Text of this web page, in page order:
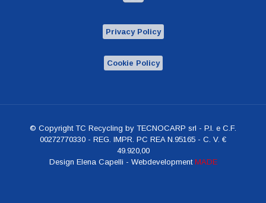
Privacy Policy
Cookie Policy
© Copyright TC Recycling by TECNOCARP srl - P.I. e C.F.
00272770330 - REG. IMPR. PC REA N.95165 - C. V. €
49.920,00
Design Elena Capelli - Webdevelopment MADE